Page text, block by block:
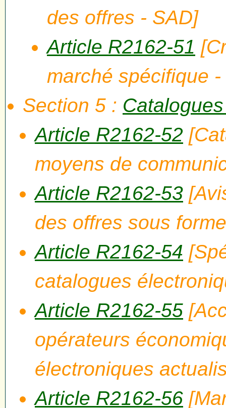
des offres - SAD]
Article R2162-51
marché spécifique -
Section 5 :
Article R2162-52
moyens de
Article R2162-53
des offres sous
Article R2162-54
catalogues
Article R2162-55
opérateurs
électroniques
Article R2162-56